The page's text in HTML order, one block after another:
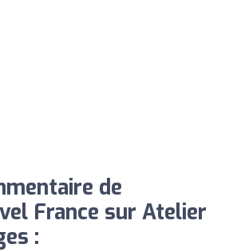
de
France sur Atelier
: